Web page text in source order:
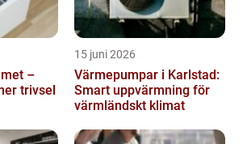
–
trivsel
15 juni 2026
Värmepumpar i Karlstad:
Smart uppvärmning för
värmländskt klimat